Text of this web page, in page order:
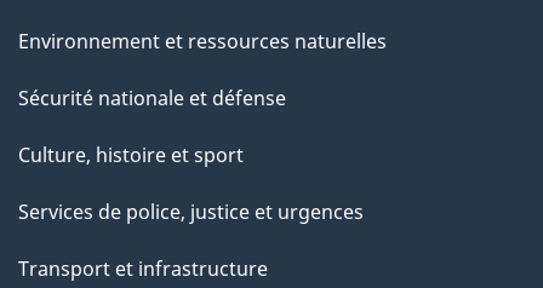
Environnement et ressources naturelles
Sécurité nationale et défense
Culture, histoire et sport
Services de police, justice et urgences
Transport et infrastructure